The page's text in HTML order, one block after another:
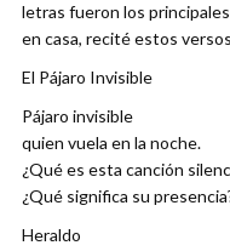
letras fueron los
en casa, recité estos
El Pájaro Invisible
Pájaro invisible
quien vuela en la noche.
¿Qué es esta canción
¿Qué significa su
Heraldo